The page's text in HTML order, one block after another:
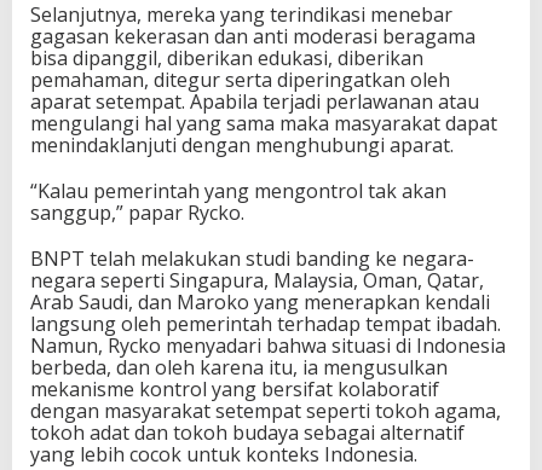
Selanjutnya, mereka yang terindikasi menebar
gagasan kekerasan dan anti moderasi beragama
bisa dipanggil, diberikan edukasi, diberikan
pemahaman, ditegur serta diperingatkan oleh
aparat setempat. Apabila terjadi perlawanan atau
mengulangi hal yang sama maka masyarakat dapat
menindaklanjuti dengan menghubungi aparat.
“Kalau pemerintah yang mengontrol tak akan
sanggup,” papar Rycko.
BNPT telah melakukan studi banding ke negara-
negara seperti Singapura, Malaysia, Oman, Qatar,
Arab Saudi, dan Maroko yang menerapkan kendali
langsung oleh pemerintah terhadap tempat ibadah.
Namun, Rycko menyadari bahwa situasi di Indonesia
berbeda, dan oleh karena itu, ia mengusulkan
mekanisme kontrol yang bersifat kolaboratif
dengan masyarakat setempat seperti tokoh agama,
tokoh adat dan tokoh budaya sebagai alternatif
yang lebih cocok untuk konteks Indonesia.